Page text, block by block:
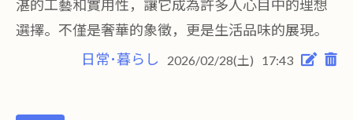
湛的工藝和實用性，讓它成為許多人心目中的理想
選擇。不僅是奢華的象徵，更是生活品味的展現。
日常･暮らし
2026/02/28(土) 17:43